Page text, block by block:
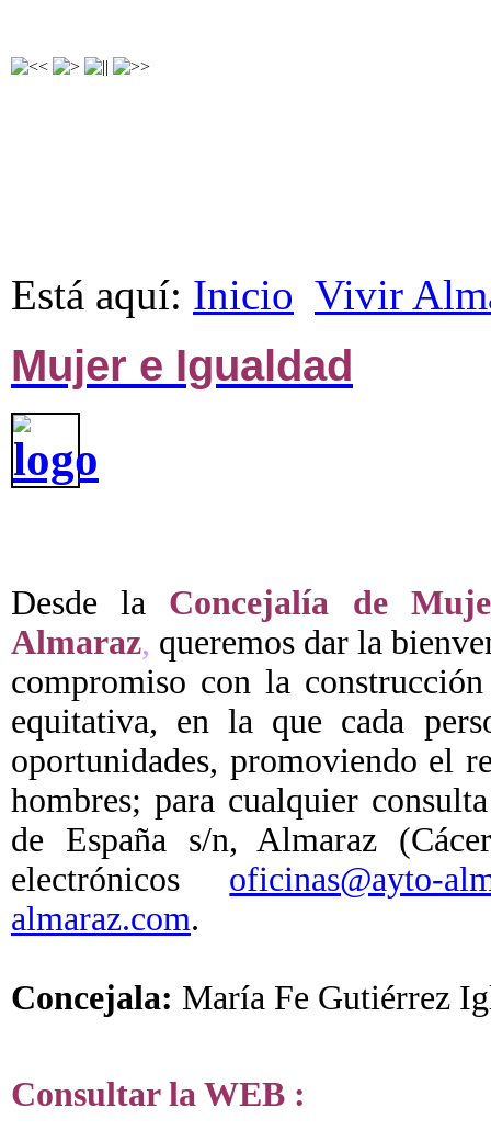
Está aquí: Inicio Vivir
Mujer e Igualdad
Desde la Concejalía de
Almaraz, queremos dar la
compromiso con la
equitativa, en la que cada
oportunidades, promoviendo el
hombres; para cualquier
de España s/n, Almaraz
electrónicos oficinas@ayto-
almaraz.com.
Concejala: María Fe Gutiérrez
Consultar la WEB :